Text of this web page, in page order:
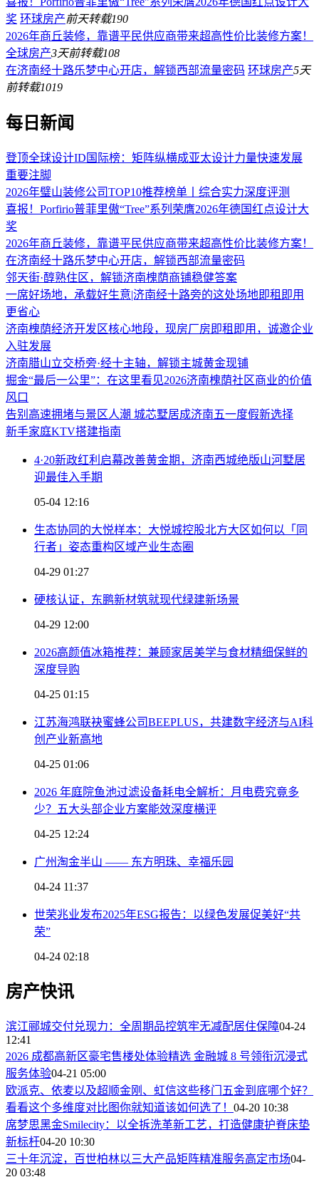
奖 环球房产前天转载190
2026年商丘装修，靠谱平民供应商带来超高性价比装修方案！
全球房产3天前转载108
在济南经十路乐梦中心开店，解锁西部流量密码 环球房产5天
前转载1019
每日新闻
登顶全球设计ID国际榜：矩阵纵横成亚太设计力量快速发展
重要注脚
2026年璧山装修公司TOP10推荐榜单丨综合实力深度评测
喜报！Porfirio普菲里傲“Tree”系列荣膺2026年德国红点设计大
奖
2026年商丘装修，靠谱平民供应商带来超高性价比装修方案！
在济南经十路乐梦中心开店，解锁西部流量密码
邻天街·醇熟住区，解锁济南槐荫商铺稳健答案
一席好场地，承载好生意|济南经十路旁的这处场地即租即用
更省心
济南槐荫经济开发区核心地段，现房厂房即租即用，诚邀企业
入驻发展
济南腊山立交桥旁·经十主轴，解锁主城黄金现铺
掘金“最后一公里”：在这里看见2026济南槐荫社区商业的价值
风口
告别高速拥堵与景区人潮 城芯墅居成济南五一度假新选择
新手家庭KTV搭建指南
4·20新政红利启幕改善黄金期，济南西城绝版山河墅居
迎最佳入手期
05-04 12:16
生态协同的大悦样本：大悦城控股北方大区如何以「同
行者」姿态重构区域产业生态圈
04-29 01:27
硬核认证，东鹏新材筑就现代绿建新场景
04-29 12:00
2026高颜值冰箱推荐：兼顾家居美学与食材精细保鲜的
深度导购
04-25 01:15
江苏海鸿联袂蜜蜂公司BEEPLUS，共建数字经济与AI科
创产业新高地
04-25 01:06
2026 年庭院鱼池过滤设备耗电全解析：月电费究竟多
少？五大头部企业方案能效深度横评
04-25 12:24
广州淘金半山 —— 东方明珠、幸福乐园
04-24 11:37
世荣兆业发布2025年ESG报告：以绿色发展促美好“共
荣”
04-24 02:18
房产快讯
滨江郦城交付兑现力：全周期品控筑牢无减配居住保障04-24
12:41
2026 成都高新区豪宅售楼处体验精选 金融城 8 号领衔沉浸式
服务体验04-21 05:00
欧派克、依麦以及超顺金刚、虹信这些移门五金到底哪个好？
看看这个多维度对比图你就知道该如何选了！ 04-20 10:38
席梦思黑金Smilecity：以全拆洗革新工艺，打造健康护脊床垫
新标杆04-20 10:30
三十年沉淀，百世柏林以三大产品矩阵精准服务高定市场04-
20 03:48